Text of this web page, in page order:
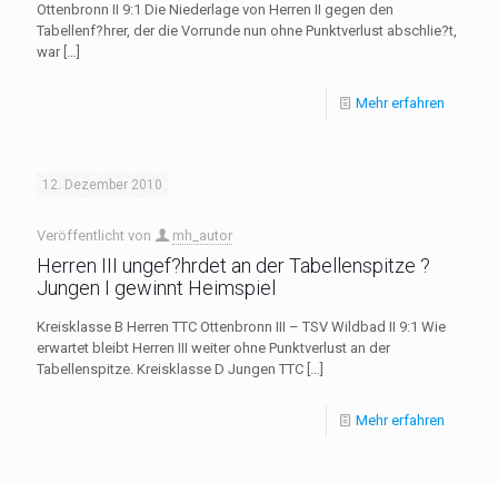
Ottenbronn II 9:1 Die Niederlage von Herren II gegen den
Tabellenf?hrer, der die Vorrunde nun ohne Punktverlust abschlie?t,
war[…]
Mehr erfahren
12. Dezember 2010
Veröffentlicht von mh_autor
Herren III ungef?hrdet an der Tabellenspitze ?
Jungen I gewinnt Heimspiel
Kreisklasse B Herren TTC Ottenbronn III – TSV Wildbad II 9:1 Wie
erwartet bleibt Herren III weiter ohne Punktverlust an der
Tabellenspitze. Kreisklasse D Jungen TTC […]
Mehr erfahren